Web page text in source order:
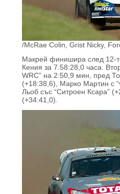
/McRae Colin, Grist Nicky,
Макрей финишира след 12-
Кения за 7.58:28,0 часа.
WRC” на 2:50,9 мин, пред
(+18:38,6), Марко Мартин с
Льоб със “Ситроен Ксара”
(+34:41,0).